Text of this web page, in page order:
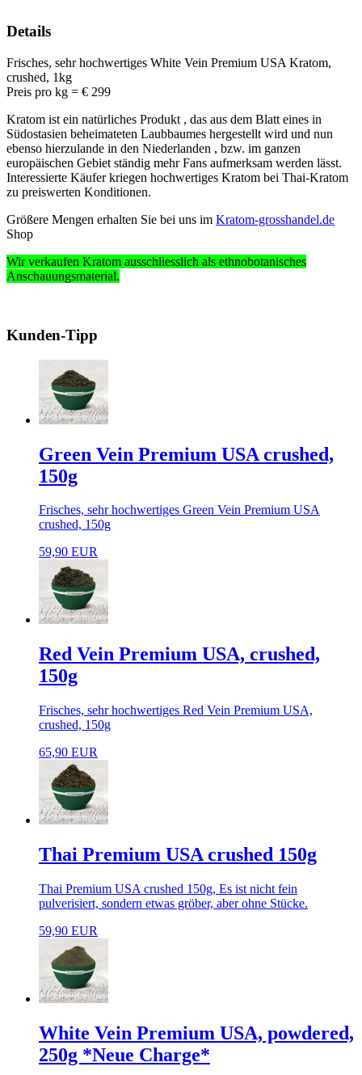
Details
Frisches, sehr hochwertiges White Vein Premium USA Kratom,
crushed, 1kg
Preis pro kg = € 299
Kratom ist ein natürliches Produkt , das aus dem Blatt eines in
Südostasien beheimateten Laubbaumes hergestellt wird und nun
ebenso hierzulande in den Niederlanden , bzw. im ganzen
europäischen Gebiet ständig mehr Fans aufmerksam werden lässt.
Interessierte Käufer kriegen hochwertiges Kratom bei Thai-Kratom
zu preiswerten Konditionen.
Größere Mengen erhalten Sie bei uns im Kratom-grosshandel.de
Shop
Wir verkaufen Kratom ausschliesslich als ethnobotanisches
Anschauungsmaterial.
Kunden-Tipp
Green Vein Premium USA crushed,
150g
Frisches, sehr hochwertiges Green Vein Premium USA
crushed, 150g
59,90 EUR
Red Vein Premium USA, crushed,
150g
Frisches, sehr hochwertiges Red Vein Premium USA,
crushed, 150g
65,90 EUR
Thai Premium USA crushed 150g
Thai Premium USA crushed 150g, Es ist nicht fein
pulverisiert, sondern etwas gröber, aber ohne Stücke.
59,90 EUR
White Vein Premium USA, powdered,
250g *Neue Charge*